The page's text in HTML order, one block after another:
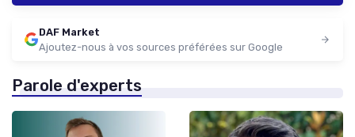
DAF Market
Ajoutez-nous à vos sources préférées sur Google
Parole d'experts